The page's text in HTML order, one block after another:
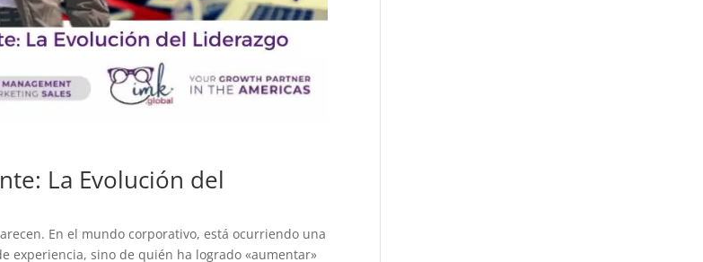
La Evolución del
En el mundo corporativo, está ocurriendo una
experiencia, sino de quién ha logrado «aumentar»